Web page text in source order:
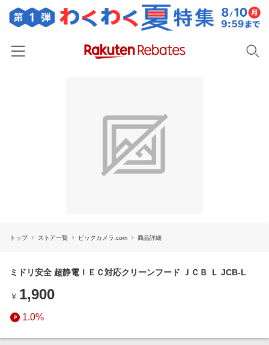
ファッション・インナー・小物
キッズ・ベビー用品
エンタメ
スポーツ・アウトドア・ゴルフ
インテリア・寝具
ペット・花・DIY・車
電子書籍特集
旅行特集
お中元特集2026
わくわく夏特集
トップ ストア一覧 ビックカメラ.com 商品詳細
ミドリ安全 超静電ＩＥＣ対応クリーンフード ＪＣＢ Ｌ JCB-L
￥ 1,900
1.0%